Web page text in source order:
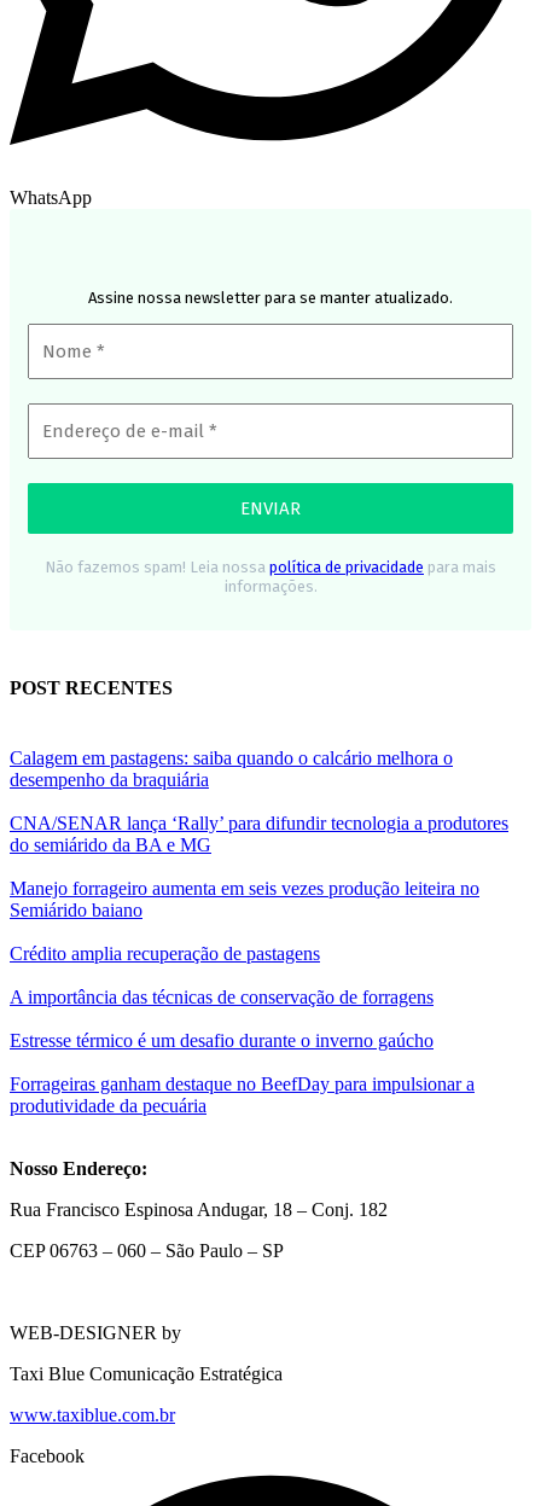
WhatsApp
Assine nossa newsletter para se manter atualizado.
Não fazemos spam! Leia nossa política de privacidade para mais
informações.
POST RECENTES
Calagem em pastagens: saiba quando o calcário melhora o
desempenho da braquiária
CNA/SENAR lança ‘Rally’ para difundir tecnologia a produtores
do semiárido da BA e MG
Manejo forrageiro aumenta em seis vezes produção leiteira no
Semiárido baiano
Crédito amplia recuperação de pastagens
A importância das técnicas de conservação de forragens
Estresse térmico é um desafio durante o inverno gaúcho
Forrageiras ganham destaque no BeefDay para impulsionar a
produtividade da pecuária
Nosso Endereço:
Rua Francisco Espinosa Andugar, 18 – Conj. 182
CEP 06763 – 060 – São Paulo – SP
WEB-DESIGNER by
Taxi Blue Comunicação Estratégica
www.taxiblue.com.br
Facebook